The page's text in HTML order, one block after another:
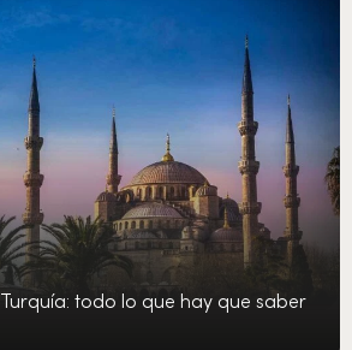
todo lo que hay que saber